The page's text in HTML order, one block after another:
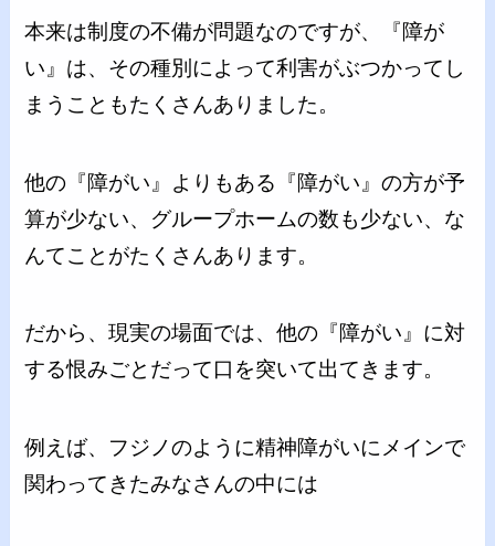
本来は制度の不備が問題なのですが、『障が
い』は、その種別によって利害がぶつかってし
まうこともたくさんありました。
他の『障がい』よりもある『障がい』の方が予
算が少ない、グループホームの数も少ない、な
んてことがたくさんあります。
だから、現実の場面では、他の『障がい』に対
する恨みごとだって口を突いて出てきます。
例えば、フジノのように精神障がいにメインで
関わってきたみなさんの中には